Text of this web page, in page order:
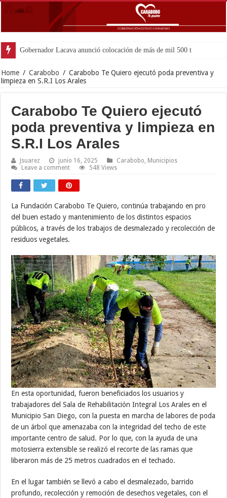
Home / Carabobo / Carabobo Te Quiero ejecutó poda preventiva y
limpieza en S.R.I Los Arales
Carabobo Te Quiero ejecutó
poda preventiva y limpieza en
S.R.I Los Arales
Jsuarez junio 16, 2025 Carabobo Municipios
Leave a comment
548 Views
La Fundación Carabobo Te Quiero, continúa trabajando en pro
del buen estado y mantenimiento de los distintos espacios
públicos, a través de los trabajos de desmalezado y recolección de
residuos vegetales.
En esta oportunidad, fueron beneficiados los usuarios y
trabajadores del Sala de Rehabilitación Integral Los Arales en el
Municipio San Diego, con la puesta en marcha de labores de poda
de un árbol que amenazaba con la integridad del techo de este
importante centro de salud. Por lo que, con la ayuda de una
motosierra extensible se realizó el recorte de las ramas que
liberaron más de 25 metros cuadrados en el techado.
En el lugar también se llevó a cabo el desmalezado, barrido
profundo, recolección y remoción de desechos vegetales, con el